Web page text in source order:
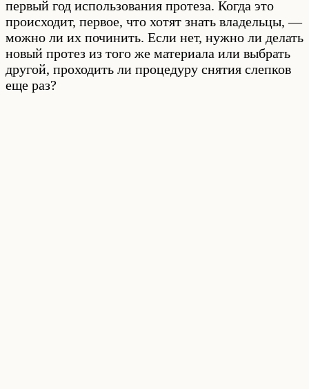
первый год использования протеза. Когда это
происходит, первое, что хотят знать владельцы, —
можно ли их починить. Если нет, нужно ли делать
новый протез из того же материала или выбрать
другой, проходить ли процедуру снятия слепков
еще раз?